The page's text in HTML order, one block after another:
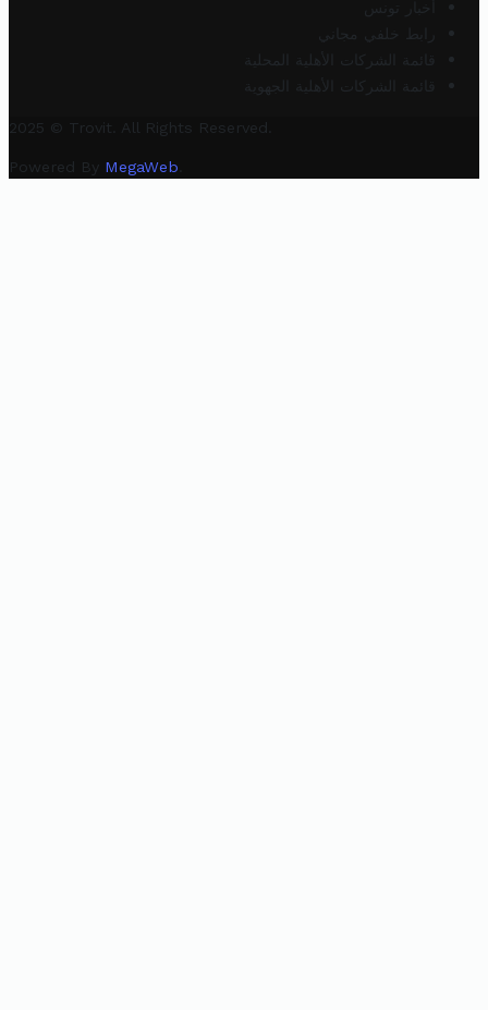
أخبار تونس
رابط خلفي مجاني
قائمة الشركات الأهلية المحلية
قائمة الشركات الأهلية الجهوية
2025 © Trovit. All Rights Reserved.
Powered By MegaWeb